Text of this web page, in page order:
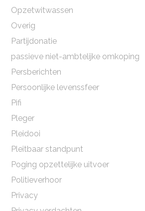
Opzetwitwassen
Overig
Partijdonatie
passieve niet-ambtelijke omkoping
Persberichten
Persoonlijke levenssfeer
Pifi
Pleger
Pleidooi
Pleitbaar standpunt
Poging opzettelijke uitvoer
Politieverhoor
Privacy